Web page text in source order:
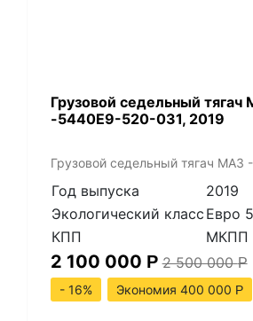
Грузовой седельный тягач
-5440Е9-520-031, 2019
Грузовой седельный тягач МАЗ
Год выпуска
2019
Экологический класс Евро 5
КПП
МКПП
2 100 000 Р 2 500 000Р
- 16%
Экономия 400 000 Р